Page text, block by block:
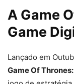
A Game
Game
Lançado em
Game Of